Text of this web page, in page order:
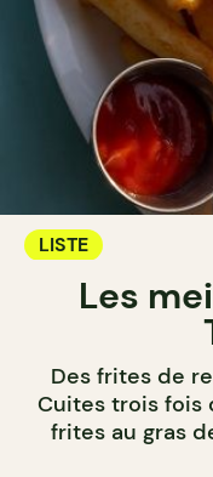
LISTE
Les
Des frites de
Cuites trois fois
frites au gras